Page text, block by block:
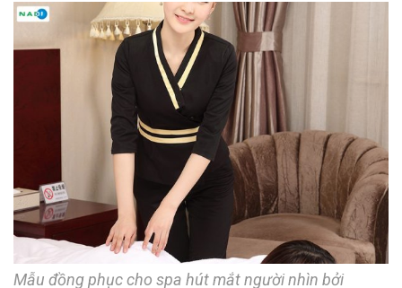
Mẫu đồng phục cho spa hút mắt người nhìn bởi